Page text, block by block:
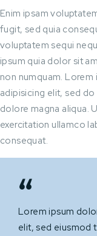
Enim ipsam
fugit, sed quia
voluptatem sequi
ipsum quia dolor sit
non numquam.
adipisicing elit, sed
dolore magna aliqua.
exercitation ullamco
consequat.
Lorem ipsum
elit, sed eiusmod